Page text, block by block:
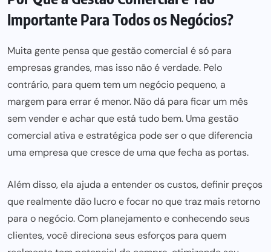
Importante Para Todos os Negócios?
Muita gente pensa que gestão comercial é só para
empresas grandes, mas isso não é verdade. Pelo
contrário, para quem tem um negócio pequeno, a
margem para errar é menor. Não dá para ficar um mês
sem vender e achar que está tudo bem. Uma gestão
comercial ativa e estratégica pode ser o que diferencia
uma empresa que cresce de uma que fecha as portas.
Além disso, ela ajuda a entender os custos, definir preços
que realmente dão lucro e focar no que traz mais retorno
para o negócio. Com planejamento e conhecendo seus
clientes, você direciona seus esforços para quem